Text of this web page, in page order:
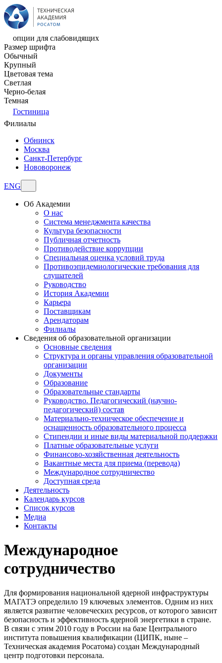
опции для слабовидящих
Размер шрифта
Обычный
Крупный
Цветовая тема
Светлая
Черно-белая
Темная
Гостиница
Филиалы
Обнинск
Москва
Санкт-Петербург
Нововоронеж
ENG
Об Академии
О нас
Система менеджмента качества
Культура безопасности
Публичная отчетность
Противодействие коррупции
Специальная оценка условий труда
Противоэпидемиологические требования для
слушателей
Руководство
История Академии
Карьера
Поставщикам
Арендаторам
Филиалы
Сведения об образовательной организации
Основные сведения
Структура и органы управления образовательной
организации
Документы
Образование
Образовательные стандарты
Руководство. Педагогический (научно-
педагогический) состав
Материально-техническое обеспечение и
оснащенность образовательного процесса
Стипендии и иные виды материальной поддержки
Платные образовательные услуги
Финансово-хозяйственная деятельность
Вакантные места для приема (перевода)
Международное сотрудничество
Доступная среда
Деятельность
Календарь курсов
Список курсов
Медиа
Контакты
Международное
сотрудничество
Для формирования национальной ядерной инфраструктуры
МАГАТЭ определило 19 ключевых элементов. Одним из них
является развитие человеческих ресурсов, от которого зависит
безопасность и эффективность ядерной энергетики в стране.
В связи с этим 2010 году в России на базе Центрального
института повышения квалификации (ЦИПК, ныне –
Техническая академия Росатома) создан Международный
центр подготовки персонала.